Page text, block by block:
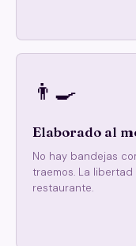
👨‍🍳
Elaborado al
No hay bandejas
traemos. La
restaurante.